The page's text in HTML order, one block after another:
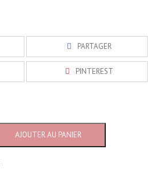
PARTAGER
PINTEREST
AJOUTER AU PANIER